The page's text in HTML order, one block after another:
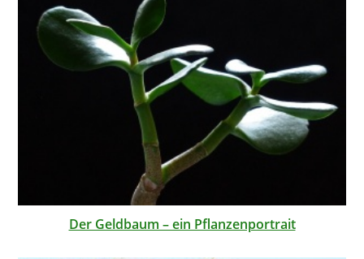
Der Geldbaum – ein Pflanzenportrait